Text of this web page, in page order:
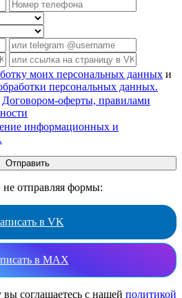
моих персональных данных и
персональных данных.
Договором-оферты, правилами
информационных и
не отправляя формы:
в VK
в MAX
соглашаетесь с нашей политикой